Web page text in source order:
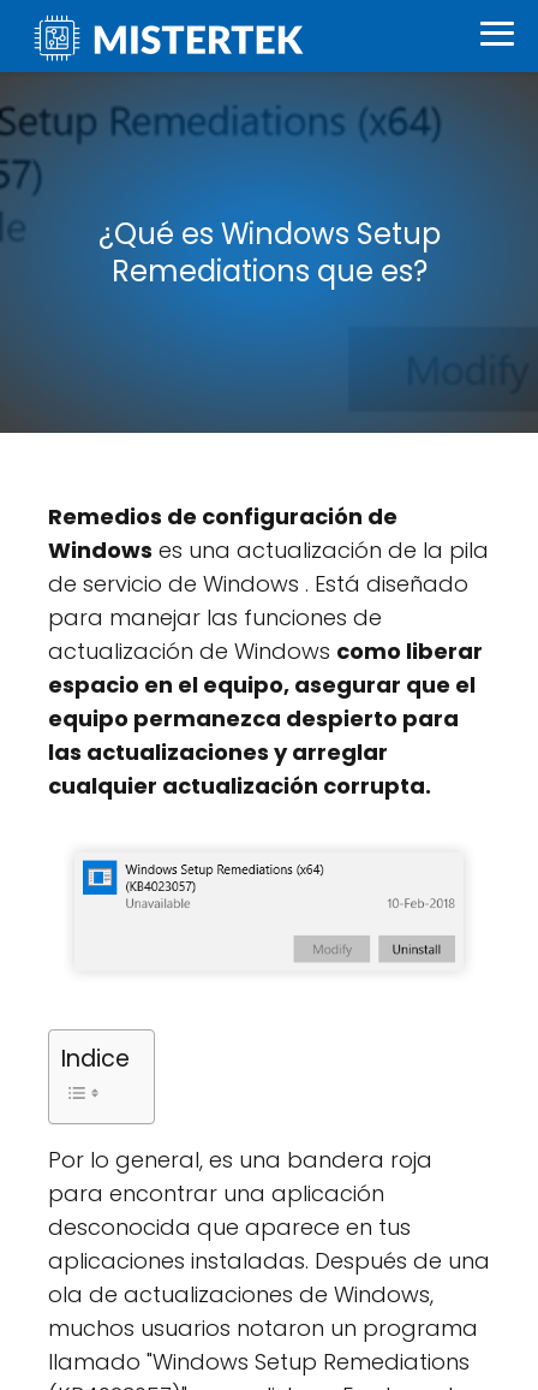
¿Qué es Windows Setup
Remediations que es?
Remedios de configuración de
Windows es una actualización de la pila
de servicio de Windows . Está diseñado
para manejar las funciones de
actualización de Windows como liberar
espacio en el equipo, asegurar que el
equipo permanezca despierto para
las actualizaciones y arreglar
cualquier actualización corrupta.
Indice
Por lo general, es una bandera roja
para encontrar una aplicación
desconocida que aparece en tus
aplicaciones instaladas. Después de una
ola de actualizaciones de Windows,
muchos usuarios notaron un programa
llamado "Windows Setup Remediations